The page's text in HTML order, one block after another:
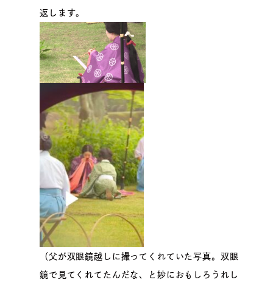
返します。
（父が双眼鏡越しに撮ってくれていた写真。双眼
鏡で見てくれてたんだな、と妙におもしろうれし